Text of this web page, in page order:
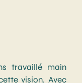
travaillé main
vision. Avec